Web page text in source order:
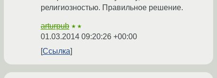
религиозностью. Правильное решение.
arturpub ★★
01.03.2014 09:20:26 +00:00
Ссылка